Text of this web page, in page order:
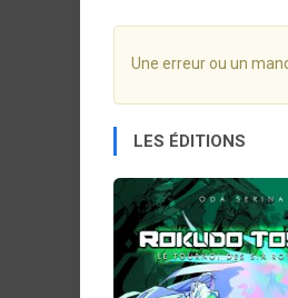
Une erreur ou un
LES ÉDITIONS